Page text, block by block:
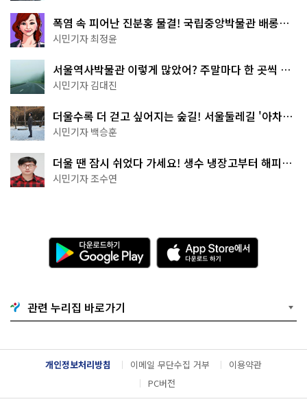
폭염 속 피어난 진분홍 물결! 국립중앙박물관 배롱나
무 명소
시민기자 최정윤
서울역사박물관 이렇게 많았어? 주말마다 한 곳씩 떠
나는 역사 산책
시민기자 김대진
더울수록 더 걷고 싶어지는 숲길! 서울둘레길 '아차산
코스'
시민기자 백승훈
더울 땐 잠시 쉬었다 가세요! 생수 냉장고부터 해피소
·무더위쉼터까지
시민기자 조수연
다
운
로
기
G
o
g
l
e
l
A
p
p
e
서
다
운
드
관련 누리집 바로가기
개인정보처리방침 이메일 무단수집 거부
이용약관
PC버전